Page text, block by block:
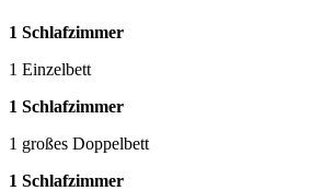
1 Schlafzimmer
1 Einzelbett
1 Schlafzimmer
1 großes Doppelbett
1 Schlafzimmer